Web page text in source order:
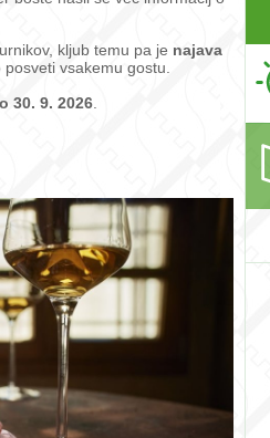
kljub temu pa je najava
vsakemu gostu.
30. 9. 2026